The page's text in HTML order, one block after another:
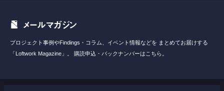
メールマガジン
プロジェクト事例やFindings・コラム、イベント情報などを まとめてお届けする
「Loftwork Magazine」。
購読申込・バックナンバーはこちら。